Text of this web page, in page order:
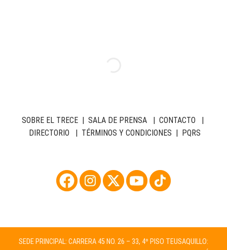
SOBRE EL TRECE| SALA DE PRENSA| CONTACTO |
DIRECTORIO | TÉRMINOS Y CONDICIONES | PQRS
SEDE PRINCIPAL: CARRERA 45 NO. 26 – 33, 4º PISO TEUSAQUILLO: